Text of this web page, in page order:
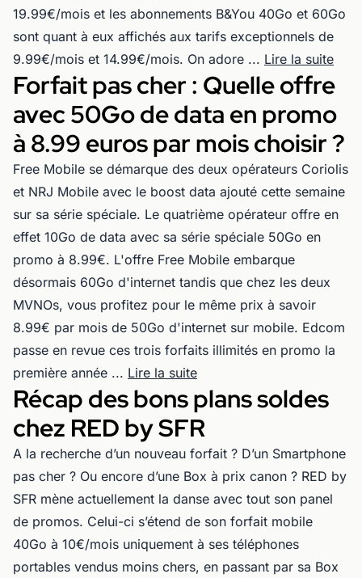
19.99€/mois et les abonnements B&You 40Go et 60Go
sont quant à eux affichés aux tarifs exceptionnels de
9.99€/mois et 14.99€/mois. On adore ... Lire la suite
Forfait pas cher : Quelle offre
avec 50Go de data en promo
à 8.99 euros par mois choisir ?
Free Mobile se démarque des deux opérateurs Coriolis
et NRJ Mobile avec le boost data ajouté cette semaine
sur sa série spéciale. Le quatrième opérateur offre en
effet 10Go de data avec sa série spéciale 50Go en
promo à 8.99€. L'offre Free Mobile embarque
désormais 60Go d'internet tandis que chez les deux
MVNOs, vous profitez pour le même prix à savoir
8.99€ par mois de 50Go d'internet sur mobile. Edcom
passe en revue ces trois forfaits illimités en promo la
première année ... Lire la suite
Récap des bons plans soldes
chez RED by SFR
A la recherche d’un nouveau forfait ? D’un Smartphone
pas cher ? Ou encore d’une Box à prix canon ? RED by
SFR mène actuellement la danse avec tout son panel
de promos. Celui-ci s’étend de son forfait mobile
40Go à 10€/mois uniquement à ses téléphones
portables vendus moins chers, en passant par sa Box